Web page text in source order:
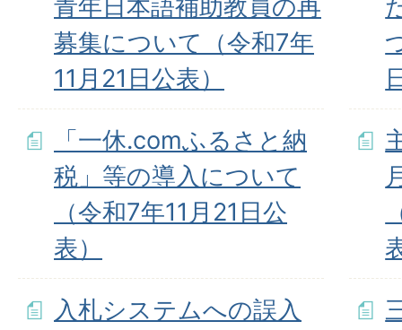
青年日本語補助教員の再
募集について（令和7年
11月21日公表）
「一休.comふるさと納
税」等の導入について
（令和7年11月21日公
表）
入札システムへの誤入